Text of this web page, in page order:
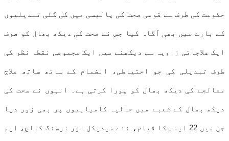
حکومت کی طرف سے قومی صحت کی پالیسی میں کی گئی تبدیلیوں
کے بارے میں بھی آگاہ کیا جس نے صحت کی دیکھ بھال کو صرف
ایک علاجاتی زاویہ سے دیکھنے میں ایک مجموعی نقطہ نظر کی
طرف تبدیلی کی جو احتیاطی، انضمام کے ساتھ ساتھ علاج
معالجے کی دیکھ بھال کو پورا کرتی ہے۔ انہوں نے صحت کی
دیکھ بھال کے شعبے میں حالیہ کامیابیوں پر بھی زور دیا
جن میں 22 ایمس کا قیام، نئے میڈیکل اور نرسنگ کالج، ایم